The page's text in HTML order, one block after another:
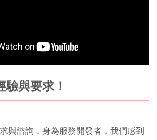
與要求！
與諮詢，身為服務開發者，我們感到